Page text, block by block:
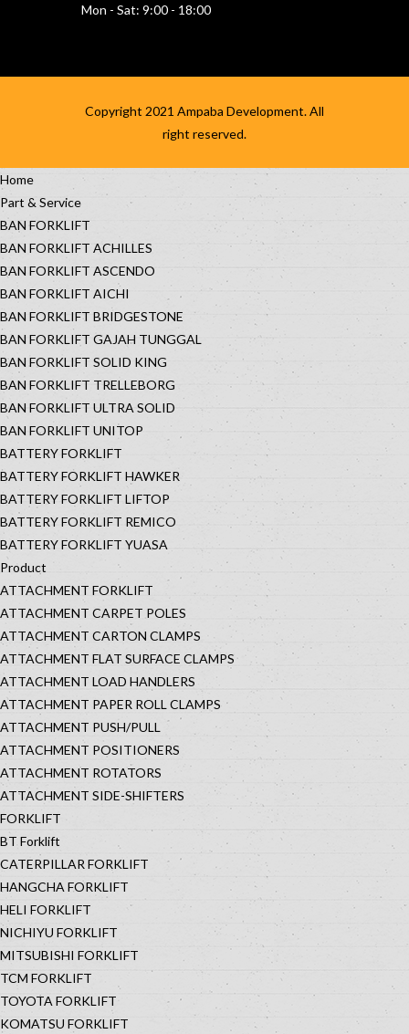
Mon - Sat: 9:00 - 18:00
Copyright 2021 Ampaba Development. All
right reserved.
Home
Part & Service
BAN FORKLIFT
BAN FORKLIFT ACHILLES
BAN FORKLIFT ASCENDO
BAN FORKLIFT AICHI
BAN FORKLIFT BRIDGESTONE
BAN FORKLIFT GAJAH TUNGGAL
BAN FORKLIFT SOLID KING
BAN FORKLIFT TRELLEBORG
BAN FORKLIFT ULTRA SOLID
BAN FORKLIFT UNITOP
BATTERY FORKLIFT
BATTERY FORKLIFT HAWKER
BATTERY FORKLIFT LIFTOP
BATTERY FORKLIFT REMICO
BATTERY FORKLIFT YUASA
Product
ATTACHMENT FORKLIFT
ATTACHMENT CARPET POLES
ATTACHMENT CARTON CLAMPS
ATTACHMENT FLAT SURFACE CLAMPS
ATTACHMENT LOAD HANDLERS
ATTACHMENT PAPER ROLL CLAMPS
ATTACHMENT PUSH/PULL
ATTACHMENT POSITIONERS
ATTACHMENT ROTATORS
ATTACHMENT SIDE-SHIFTERS
FORKLIFT
BT Forklift
CATERPILLAR FORKLIFT
HANGCHA FORKLIFT
HELI FORKLIFT
NICHIYU FORKLIFT
MITSUBISHI FORKLIFT
TCM FORKLIFT
TOYOTA FORKLIFT
KOMATSU FORKLIFT